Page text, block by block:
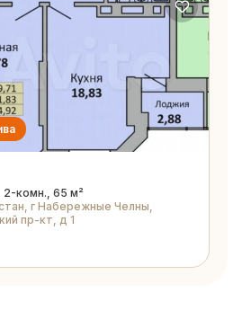
комн., 65 м²
г Набережные Челны,
пр-кт, д 1